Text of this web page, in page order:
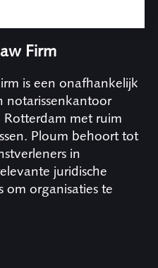
Firm
is een onafhankelijk
notarissenkantoor
met ruim
Ploum behoort tot
in
juridische
om organisaties te